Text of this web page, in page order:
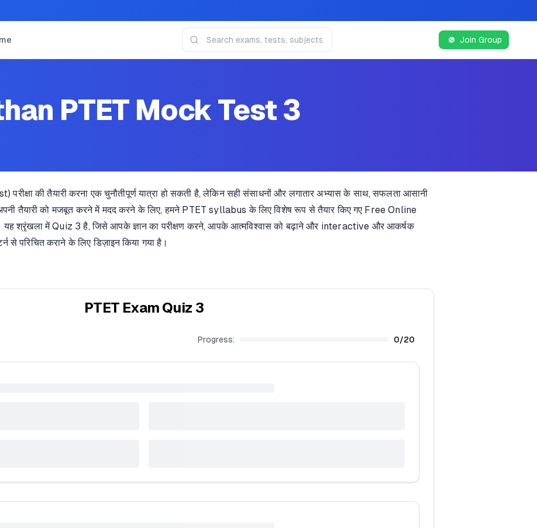
Join Group
PTET Mock Test 3
की तैयारी करना एक चुनौतीपूर्ण यात्रा हो सकती है, लेकिन सही संसाधनों और लगातार अभ्यास के साथ, सफलता आसानी
अपनी तैयारी को मजबूत करने में मदद करने के लिए, हमने PTET syllabus के लिए विशेष रूप से तैयार किए गए Free Online
श्रृंखला में Quiz 3 है, जिसे आपके ज्ञान का परीक्षण करने, आपके आत्मविश्वास को बढ़ाने और interactive और आकर्षक
से परिचित कराने के लिए डिज़ाइन किया गया है।
PTET Exam Quiz 3
Progress: 0/20